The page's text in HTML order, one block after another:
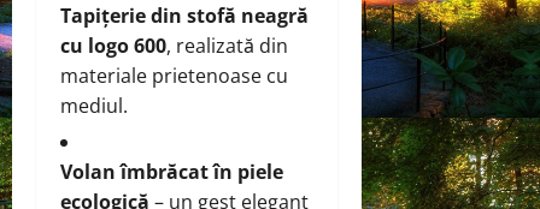
Tapițerie din stofă neagră
cu logo 600, realizată din
materiale prietenoase cu
mediul.
Volan îmbrăcat în piele
ecologică – un gest elegant